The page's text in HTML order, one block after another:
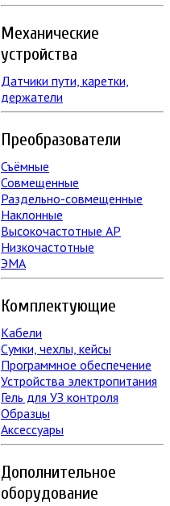
Механические
устройства
Датчики пути, каретки,
держатели
Преобразователи
Съёмные
Совмещенные
Раздельно-совмещенные
Наклонные
Высокочастотные АР
Низкочастотные
ЭМА
Комплектующие
Кабели
Сумки, чехлы, кейсы
Программное обеспечение
Устройства электропитания
Гель для УЗ контроля
Образцы
Аксессуары
Дополнительное
оборудование